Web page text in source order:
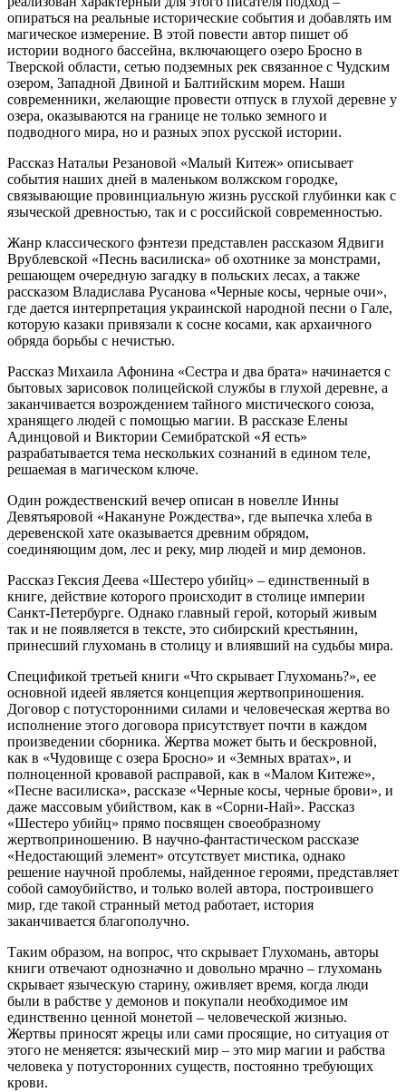
опираться на реальные исторические события и добавлять им
магическое измерение. В этой повести автор пишет об
истории водного бассейна, включающего озеро Бросно в
Тверской области, сетью подземных рек связанное с Чудским
озером, Западной Двиной и Балтийским морем. Наши
современники, желающие провести отпуск в глухой деревне у
озера, оказываются на границе не только земного и
подводного мира, но и разных эпох русской истории.
Рассказ Натальи Резановой «Малый Китеж» описывает
события наших дней в маленьком волжском городке,
связывающие провинциальную жизнь русской глубинки как с
языческой древностью, так и с российской современностью.
Жанр классического фэнтези представлен рассказом Ядвиги
Врублевской «Песнь василиска» об охотнике за монстрами,
решающем очередную загадку в польских лесах, а также
рассказом Владислава Русанова «Черные косы, черные очи»,
где дается интерпретация украинской народной песни о Гале,
которую казаки привязали к сосне косами, как архаичного
обряда борьбы с нечистью.
Рассказ Михаила Афонина «Сестра и два брата» начинается с
бытовых зарисовок полицейской службы в глухой деревне, а
заканчивается возрождением тайного мистического союза,
хранящего людей с помощью магии. В рассказе Елены
Адинцовой и Виктории Семибратской «Я есть»
разрабатывается тема нескольких сознаний в едином теле,
решаемая в магическом ключе.
Один рождественский вечер описан в новелле Инны
Девятьяровой «Накануне Рождества», где выпечка хлеба в
деревенской хате оказывается древним обрядом,
соединяющим дом, лес и реку, мир людей и мир демонов.
Рассказ Гексия Деева «Шестеро убийц» – единственный в
книге, действие которого происходит в столице империи
Санкт-Петербурге. Однако главный герой, который живым
так и не появляется в тексте, это сибирский крестьянин,
принесший глухомань в столицу и влиявший на судьбы мира.
Спецификой третьей книги «Что скрывает Глухомань?», ее
основной идеей является концепция жертвоприношения.
Договор с потусторонними силами и человеческая жертва во
исполнение этого договора присутствует почти в каждом
произведении сборника. Жертва может быть и бескровной,
как в «Чудовище с озера Бросно» и «Земных вратах», и
полноценной кровавой расправой, как в «Малом Китеже»,
«Песне василиска», рассказе «Черные косы, черные брови», и
даже массовым убийством, как в «Сорни-Най». Рассказ
«Шестеро убийц» прямо посвящен своеобразному
жертвоприношению. В научно-фантастическом рассказе
«Недостающий элемент» отсутствует мистика, однако
решение научной проблемы, найденное героями, представляет
собой самоубийство, и только волей автора, построившего
мир, где такой странный метод работает, история
заканчивается благополучно.
Таким образом, на вопрос, что скрывает Глухомань, авторы
книги отвечают однозначно и довольно мрачно – глухомань
скрывает языческую старину, оживляет время, когда люди
были в рабстве у демонов и покупали необходимое им
единственно ценной монетой – человеческой жизнью.
Жертвы приносят жрецы или сами просящие, но ситуация от
этого не меняется: языческий мир – это мир магии и рабства
человека у потусторонних существ, постоянно требующих
крови.